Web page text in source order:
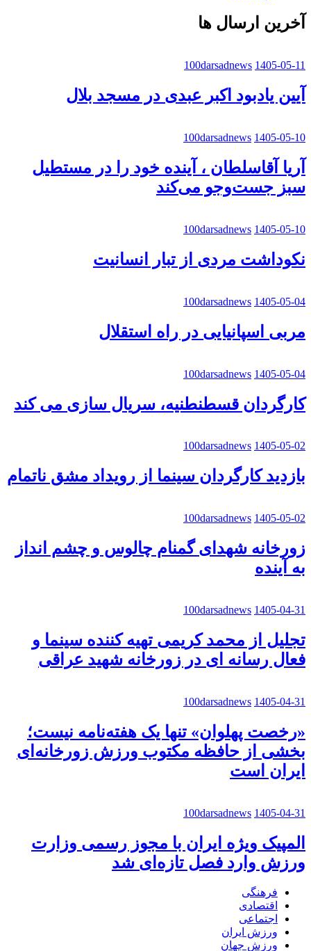
آخرین ارسال ها
100darsadnews 1405-05-11
آیین یادبود اکبر عبدی در مسجد بلال
100darsadnews 1405-05-10
آریا آقاسلطان ، آینده خود را در مستطیل
سبز جست‌وجو می‌کند
100darsadnews 1405-05-10
نکوداشت مردی از تبار انسانیت
100darsadnews 1405-05-04
مربی اسپانیایی در راه استقلال
100darsadnews 1405-05-04
کارگردان قسطنطنیه، سریال سازی می کند
100darsadnews 1405-05-02
بازدید کارگردان سینما از رویداد مشق ناتمام
100darsadnews 1405-05-02
زورخانه شهدای گمنام چالوس و چشم انداز
به آینده
100darsadnews 1405-04-31
تجلیل از محمد کریمی تهیه کننده سینما و
فعال رسانه ای در زورخانه شهید عراقی
100darsadnews 1405-04-31
«رخصت پهلوان» تنها یک هفته‌نامه نیست؛
بخشی از حافظه مکتوب ورزش زورخانه‌ای
ایران است
100darsadnews 1405-04-31
المپیک ویژه ایران با مجوز رسمی وزارت
ورزش وارد فصل تازه‌ای شد
فرهنگی
اقتصادی
اجتماعی
ورزش ایران
ورزش جهان